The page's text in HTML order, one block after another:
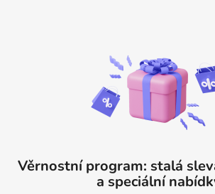
Věrnostní program: stalá
a speciální